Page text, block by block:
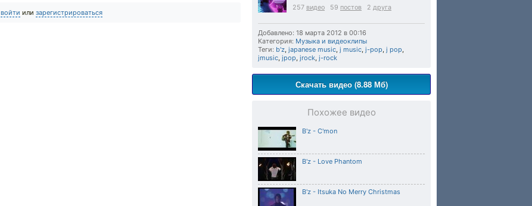
257 видео 59 постов 2 друга
Добавлено: 18 марта 2012 в 00:16
Категория: Музыка и видеоклипы
Теги: b'z, japanese music, j music, j-pop, j pop,
jmusic, jpop, jrock, j-rock
Скачать видео (8.88 Мб)
Похожее видео
B'z - C'mon
B'z - Love Phantom
B'z - Itsuka No Merry Christmas
войти или зарегистрироваться